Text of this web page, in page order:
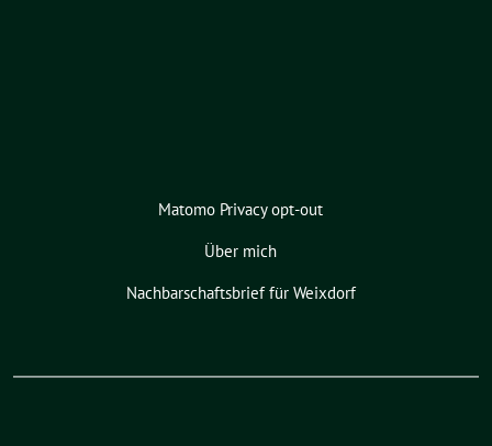
Matomo Privacy opt-out
Über mich
Nachbarschaftsbrief für Weixdorf